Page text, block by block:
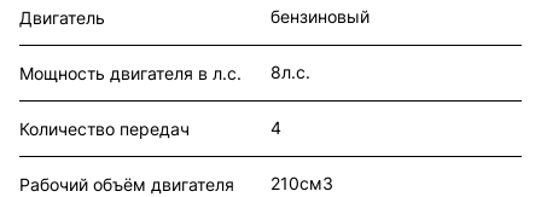
Двигатель бензиновый
Мощность двигателя в л.с. 8л.с.
Количество передач 4
Рабочий объём двигателя 210см3